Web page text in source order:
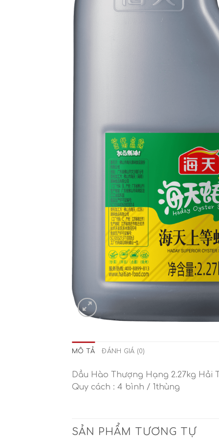
MÔ TẢ ĐÁNH GIÁ (0)
Dầu Hào Thượng Hạng 2.27kg Hải
Quy cách : 4 bình / 1thùng
SẢN PHẨM TƯƠNG TỰ